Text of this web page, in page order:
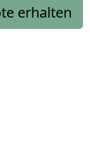
erhalten